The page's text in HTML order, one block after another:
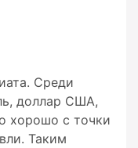
Среди
доллар США,
хорошо с точки
Таким